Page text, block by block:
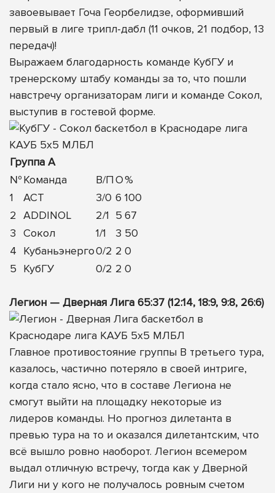
завоевывает Гоча Георбелидзе, оформивший
первый в лиге трипл-дабл (11 очков, 21 подбор, 13
передач)!
Выражаем благодарность команде КубГУ и
тренерскому штабу команды за то, что пошли
навстречу организаторам лиги и команде Сокол,
выступив в гостевой форме.
Группа А
№Команда В/ПО%
1
АСТ 3/0 6 100
2 ADDINOL 2/1 5 67
3 Сокол 1/1 3 50
4 Кубаньэнерго0/2 2 0
5 КубГУ 0/2 2 0
Легион — Дверная Лига 65:37 (12:14, 18:9, 9:8, 26:6)
Главное противостояние группы В третьего тура,
казалось, частично потеряло в своей интриге,
когда стало ясно, что в составе Легиона не
смогут выйти на площадку некоторые из
лидеров команды. Но прогноз дилетанта в
превью тура на то и оказался дилетантским, что
всё вышло ровно наоборот. Легион всемером
выдал отличную встречу, тогда как у Дверной
Лиги ни у кого не получалось ровным счетом